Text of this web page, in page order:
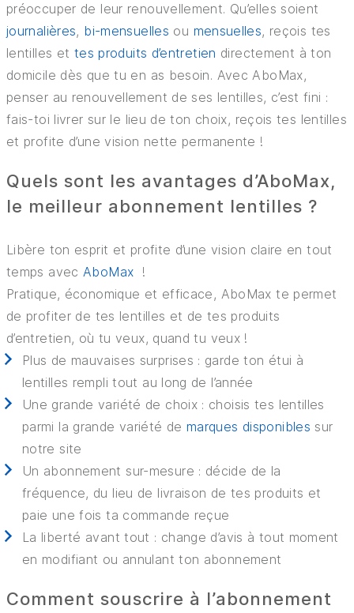
préoccuper de leur renouvellement. Qu’elles soient
journalières, bi-mensuelles ou mensuelles, reçois tes
lentilles et tes produits d’entretien directement à ton
domicile dès que tu en as besoin. Avec AboMax,
penser au renouvellement de ses lentilles, c’est fini :
fais-toi livrer sur le lieu de ton choix, reçois tes lentilles
et profite d’une vision nette permanente !
Quels sont les avantages d’AboMax,
le meilleur abonnement lentilles ?
Libère ton esprit et profite d’une vision claire en tout
temps avecAboMax !
Pratique, économique et efficace, AboMax te permet
de profiter de tes lentilles et de tes produits
d’entretien, où tu veux, quand tu veux !
Plus de mauvaises surprises : garde ton étui à
lentilles rempli tout au long de l’année
Une grande variété de choix : choisis tes lentilles
parmi la grande variété de marques disponibles sur
notre site
Un abonnement sur-mesure : décide de la
fréquence, du lieu de livraison de tes produits et
paie une fois ta commande reçue
La liberté avant tout : change d’avis à tout moment
en modifiant ou annulant ton abonnement
Comment souscrire à l’abonnement